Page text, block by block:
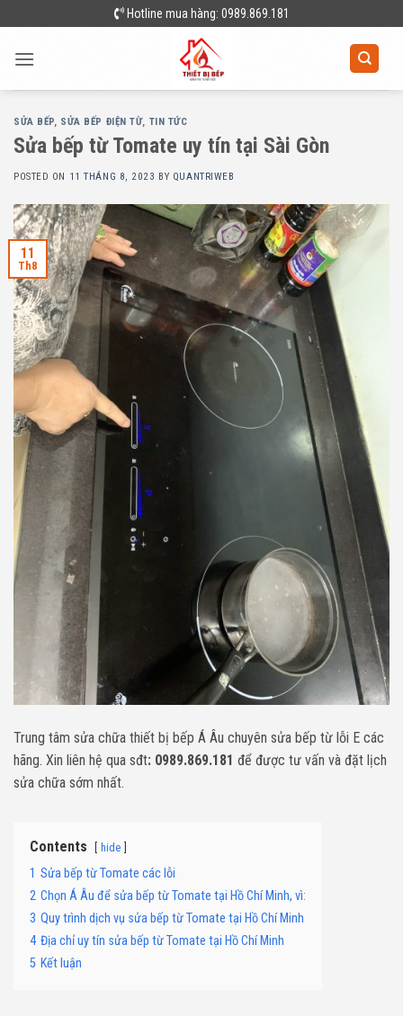
to
content
Hotline mua hàng: 0989.869.181
SỬA BẾP, SỬA BẾP ĐIỆN TỪ, TIN TỨC
Sửa bếp từ Tomate uy tín tại Sài Gòn
POSTED ON 11 THÁNG 8, 2023 BY QUANTRIWEB
11
Th8
Trung tâm sửa chữa thiết bị bếp Á Âu chuyên sửa bếp từ lỗi E các
hãng. Xin liên hệ qua sđt: 0989.869.181 để được tư vấn và đặt lịch
sửa chữa sớm nhất.
Contents hide
1 Sửa bếp từ Tomate các lỗi
2 Chọn Á Âu để sửa bếp từ Tomate tại Hồ Chí Minh, vì:
3 Quy trình dịch vụ sửa bếp từ Tomate tại Hồ Chí Minh
4 Địa chỉ uy tín sửa bếp từ Tomate tại Hồ Chí Minh
5 Kết luận